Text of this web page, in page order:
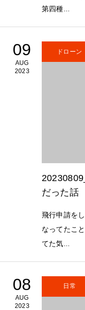
第四種...
09
AUG
2023
ドローン
だった話
飛行申請を
なってたこ
てた気...
08
AUG
2023
日常